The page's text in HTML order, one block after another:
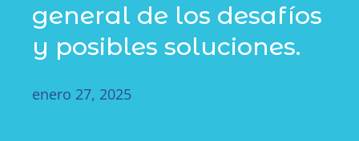
general de los desafíos
y posibles soluciones.
enero 27, 2025